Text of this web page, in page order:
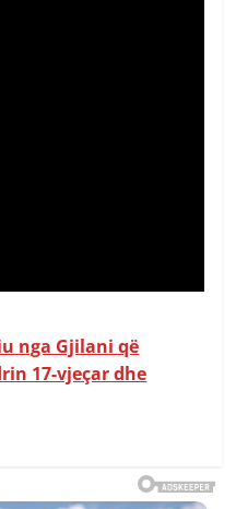
nga Gjilani që
17-vjeçar dhe